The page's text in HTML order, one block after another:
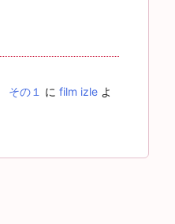
の１ に film izle よ